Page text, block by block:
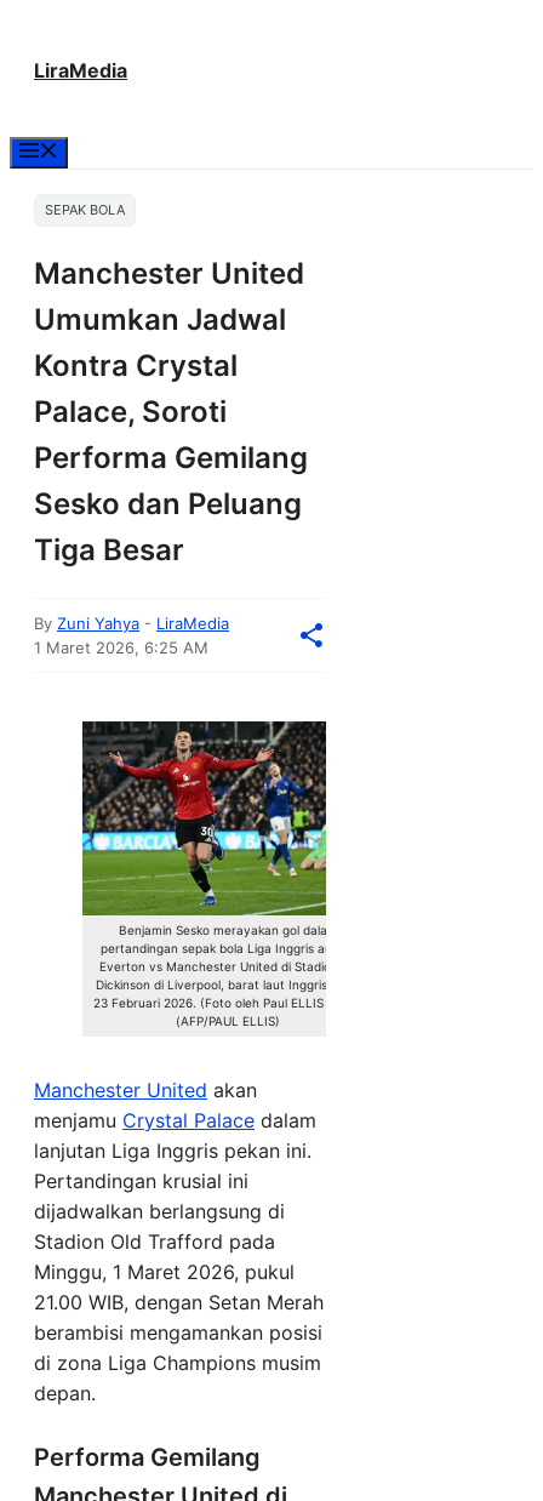
LiraMedia
SEPAK BOLA
Manchester United
Umumkan Jadwal
Kontra Crystal
Palace, Soroti
Performa Gemilang
Sesko dan Peluang
Tiga Besar
By Zuni Yahya - LiraMedia
1 Maret 2026, 6:25 AM
Benjamin Sesko merayakan gol dalam
pertandingan sepak bola Liga Inggris antara
Everton vs Manchester United di Stadion Hill
Dickinson di Liverpool, barat laut Inggris pada
23 Februari 2026. (Foto oleh Paul ELLIS / AFP)
(AFP/PAUL ELLIS)
Manchester United akan
menjamu Crystal Palace dalam
lanjutan Liga Inggris pekan ini.
Pertandingan krusial ini
dijadwalkan berlangsung di
Stadion Old Trafford pada
Minggu, 1 Maret 2026, pukul
21.00 WIB, dengan Setan Merah
berambisi mengamankan posisi
di zona Liga Champions musim
depan.
Performa Gemilang